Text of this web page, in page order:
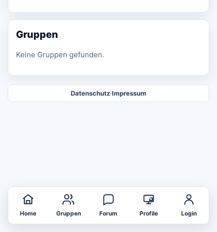
Gruppen
Keine Gruppen gefunden.
Datenschutz·Impressum
Home Gruppen Forum Profile Login